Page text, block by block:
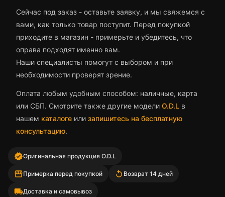
Сейчас под заказ - оставьте заявку, и мы свяжемся с
вами, как только товар поступит. Перед покупкой
приходите в магазин - примерьте и убедитесь, что
оправа подходят именно вам.
Наши специалисты помогут с выбором и при
необходимости проверят зрение.
Оплата любым удобным способом: наличные, карта
или СБП. Смотрите также другие модели O.D.L в
нашем каталоге или запишитесь на бесплатную
консультацию.
verifiedОригинальная продукция O.D.L
storefrontПримерка перед покупкой replay Возврат 14 дней
local_shippingДоставка и самовывоз